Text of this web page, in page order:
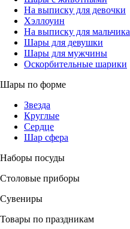
На выписку для девочки
Хэллоуин
На выписку для мальчика
Шары для девушки
Шары для мужчины
Оскорбительные шарики
Шары по форме
Звезда
Круглые
Сердце
Шар сфера
Наборы посуды
Столовые приборы
Сувениры
Товары по праздникам